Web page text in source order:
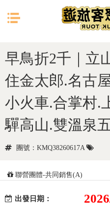
目前位置： 首頁 日本 北
早鳥折2千｜立
住金太郎.名古
小火車.合掌村.
驒高山.雙溫泉
團號：KMQ38260617A
聯營團體-共同銷售(A)
出發日期：